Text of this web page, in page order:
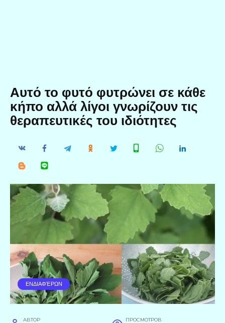
Αυτό το φυτό φυτρώνει σε κάθε
κήπο αλλά λίγοι γνωρίζουν τις
θεραπευτικές του ιδιότητες
ΕΝΔΙΑΦΈΡΩΝ
АВТОР ПРОСМОТРОВ